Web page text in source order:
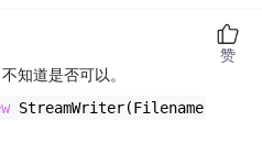
知道是否可以。
StreamWriter(Filename,
赞